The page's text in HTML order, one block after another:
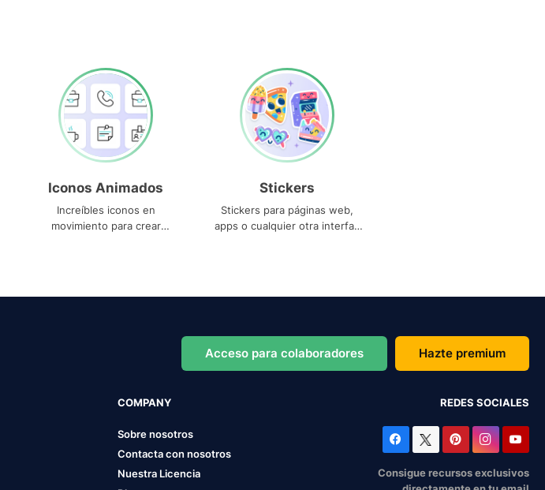
Iconos Animados
Increíbles iconos en
movimiento para crear
Stickers
Stickers para páginas web,
apps o cualquier otra interfaz
Acceso para colaboradores Hazte premium
COMPANY
Sobre nosotros
Contacta con nosotros
Nuestra Licencia
REDES SOCIALES
Consigue recursos exclusivos